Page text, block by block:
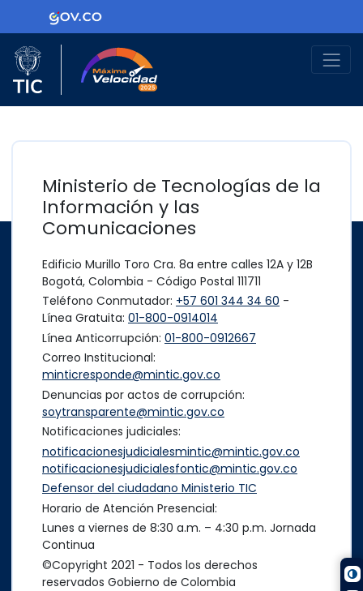
Ir al contenido principalLogo Gobierno de Colombia
Logo del Ministerio TIC
Ministerio de Tecnologías de la
Información y las
Comunicaciones
Edificio Murillo Toro Cra. 8a entre calles 12A y 12B
Bogotá, Colombia - Código Postal 111711
Teléfono Conmutador: +57 601 344 34 60 -
Línea Gratuita: 01-800-0914014
Línea Anticorrupción: 01-800-0912667
Correo Institucional:
minticresponde@mintic.gov.co
Denuncias por actos de corrupción:
soytransparente@mintic.gov.co
Notificaciones judiciales:
notificacionesjudicialesmintic@mintic.gov.co
notificacionesjudicialesfontic@mintic.gov.co
Defensor del ciudadano Ministerio TIC
Horario de Atención Presencial:
Lunes a viernes de 8:30 a.m. – 4:30 p.m. Jornada
Continua
©Copyright 2021 - Todos los derechos
reservados Gobierno de Colombia